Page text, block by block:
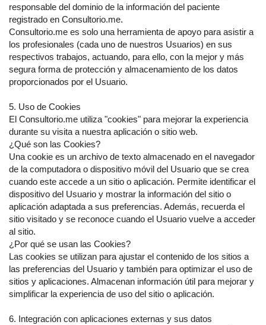
responsable del dominio de la información del paciente
registrado en Consultorio.me.
Consultorio.me es solo una herramienta de apoyo para asistir a
los profesionales (cada uno de nuestros Usuarios) en sus
respectivos trabajos, actuando, para ello, con la mejor y más
segura forma de protección y almacenamiento de los datos
proporcionados por el Usuario.
5. Uso de Cookies
El Consultorio.me utiliza "cookies" para mejorar la experiencia
durante su visita a nuestra aplicación o sitio web.
¿Qué son las Cookies?
Una cookie es un archivo de texto almacenado en el navegador
de la computadora o dispositivo móvil del Usuario que se crea
cuando este accede a un sitio o aplicación. Permite identificar el
dispositivo del Usuario y mostrar la información del sitio o
aplicación adaptada a sus preferencias. Además, recuerda el
sitio visitado y se reconoce cuando el Usuario vuelve a acceder
al sitio.
¿Por qué se usan las Cookies?
Las cookies se utilizan para ajustar el contenido de los sitios a
las preferencias del Usuario y también para optimizar el uso de
sitios y aplicaciones. Almacenan información útil para mejorar y
simplificar la experiencia de uso del sitio o aplicación.
6. Integración con aplicaciones externas y sus datos